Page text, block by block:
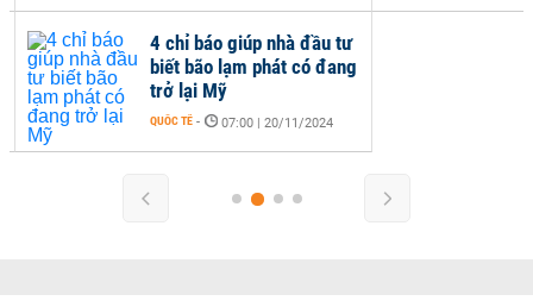
4 chỉ báo giúp nhà đầu tư
biết bão lạm phát có đang
trở lại Mỹ
QUỐC TẾ - 07:00 | 20/11/2024